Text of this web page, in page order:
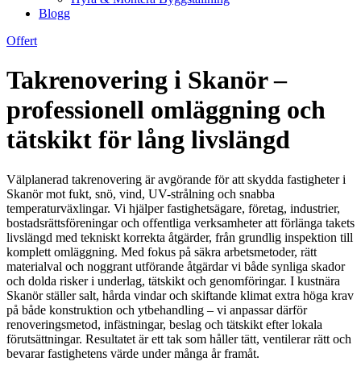
Blogg
Offert
Takrenovering i Skanör –
professionell omläggning och
tätskikt för lång livslängd
Välplanerad takrenovering är avgörande för att skydda fastigheter i
Skanör mot fukt, snö, vind, UV-strålning och snabba
temperaturväxlingar. Vi hjälper fastighetsägare, företag, industrier,
bostadsrättsföreningar och offentliga verksamheter att förlänga takets
livslängd med tekniskt korrekta åtgärder, från grundlig inspektion till
komplett omläggning. Med fokus på säkra arbetsmetoder, rätt
materialval och noggrant utförande åtgärdar vi både synliga skador
och dolda risker i underlag, tätskikt och genomföringar. I kustnära
Skanör ställer salt, hårda vindar och skiftande klimat extra höga krav
på både konstruktion och ytbehandling – vi anpassar därför
renoveringsmetod, infästningar, beslag och tätskikt efter lokala
förutsättningar. Resultatet är ett tak som håller tätt, ventilerar rätt och
bevarar fastighetens värde under många år framåt.